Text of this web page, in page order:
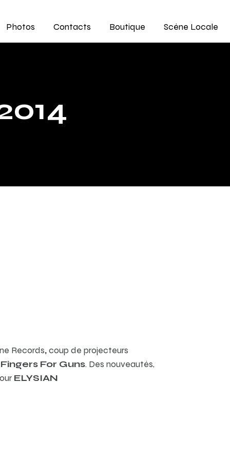
Photos Contacts Boutique Scène Locale
Records,coup de projecteurs
For Guns. Des nouveautés,
ELYSIAN